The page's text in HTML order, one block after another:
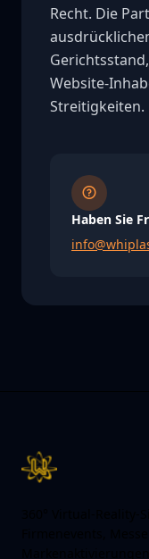
Recht. Die
Website-
Streitigkeiten.
Haben Sie